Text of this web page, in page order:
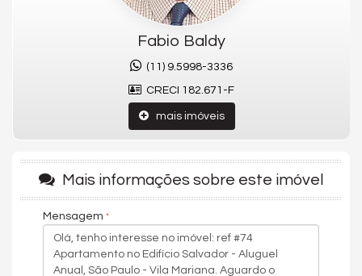
Rim, Hospital São Paulo, BariFitness, Comando do 8º distrito
Naval, Padaria Vila Grano, etc.
ACESSO ENTRE BAIRROS
: Av. Rubem Berta, Corredor Norte-Sul,
Domingos de Moraes, Av. Sena Madureira, etc.
BAIRRO: VILA MARIANA
Características do Imóvel
Sala para 2 Ambientes
Cozinha
Sacada Integrada
Banheiro Social
Suíte Standard
Piso Cerâmico
Vista Livre
Acabamento em Gesso
Fabio Baldy
(11) 9.5998-3336
CRECI 182.671-F
mais imóveis
Mais informações sobre este imóvel
Mensagem